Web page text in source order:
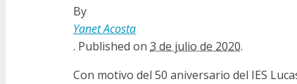
By
Yanet Acosta
. Published on 3 de julio de 2020.
Con motivo del 50 aniversario del IES